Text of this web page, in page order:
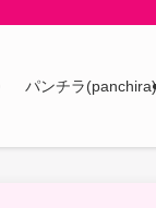
パンチラ(panchira)